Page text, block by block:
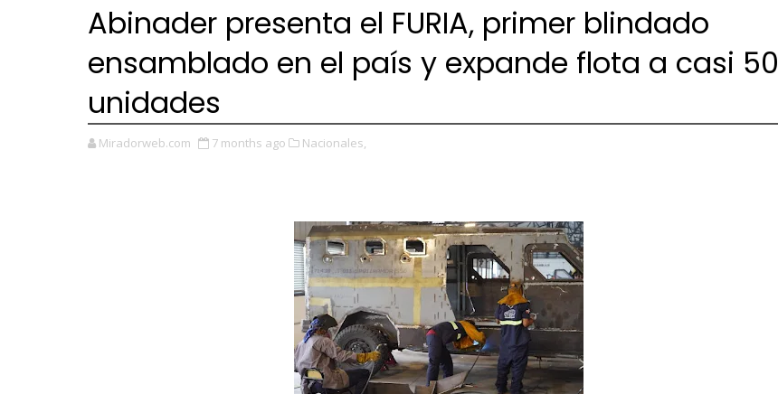
Abinader presenta el FURIA, primer blindado
ensamblado en el país y expande flota a casi 50
unidades
Miradorweb.com 7 months ago Nacionales,